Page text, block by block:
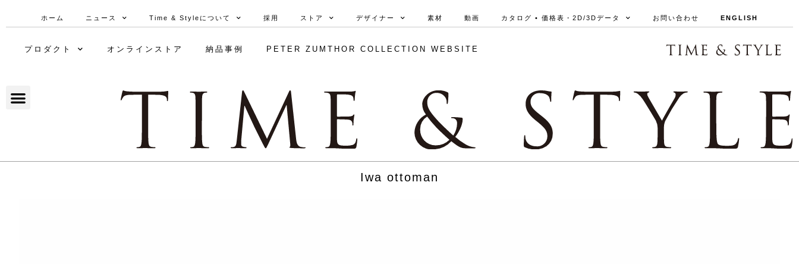
ホーム ニュース Time & Styleについて 採用 ストア デザイナー 素材 動画 カタログ • 価格表・2D/3Dデータ お問い合わせ ENGLISH
プロダクト オンラインストア 納品事例 PETER ZUMTHOR COLLECTION WEBSITE
Iwa ottoman